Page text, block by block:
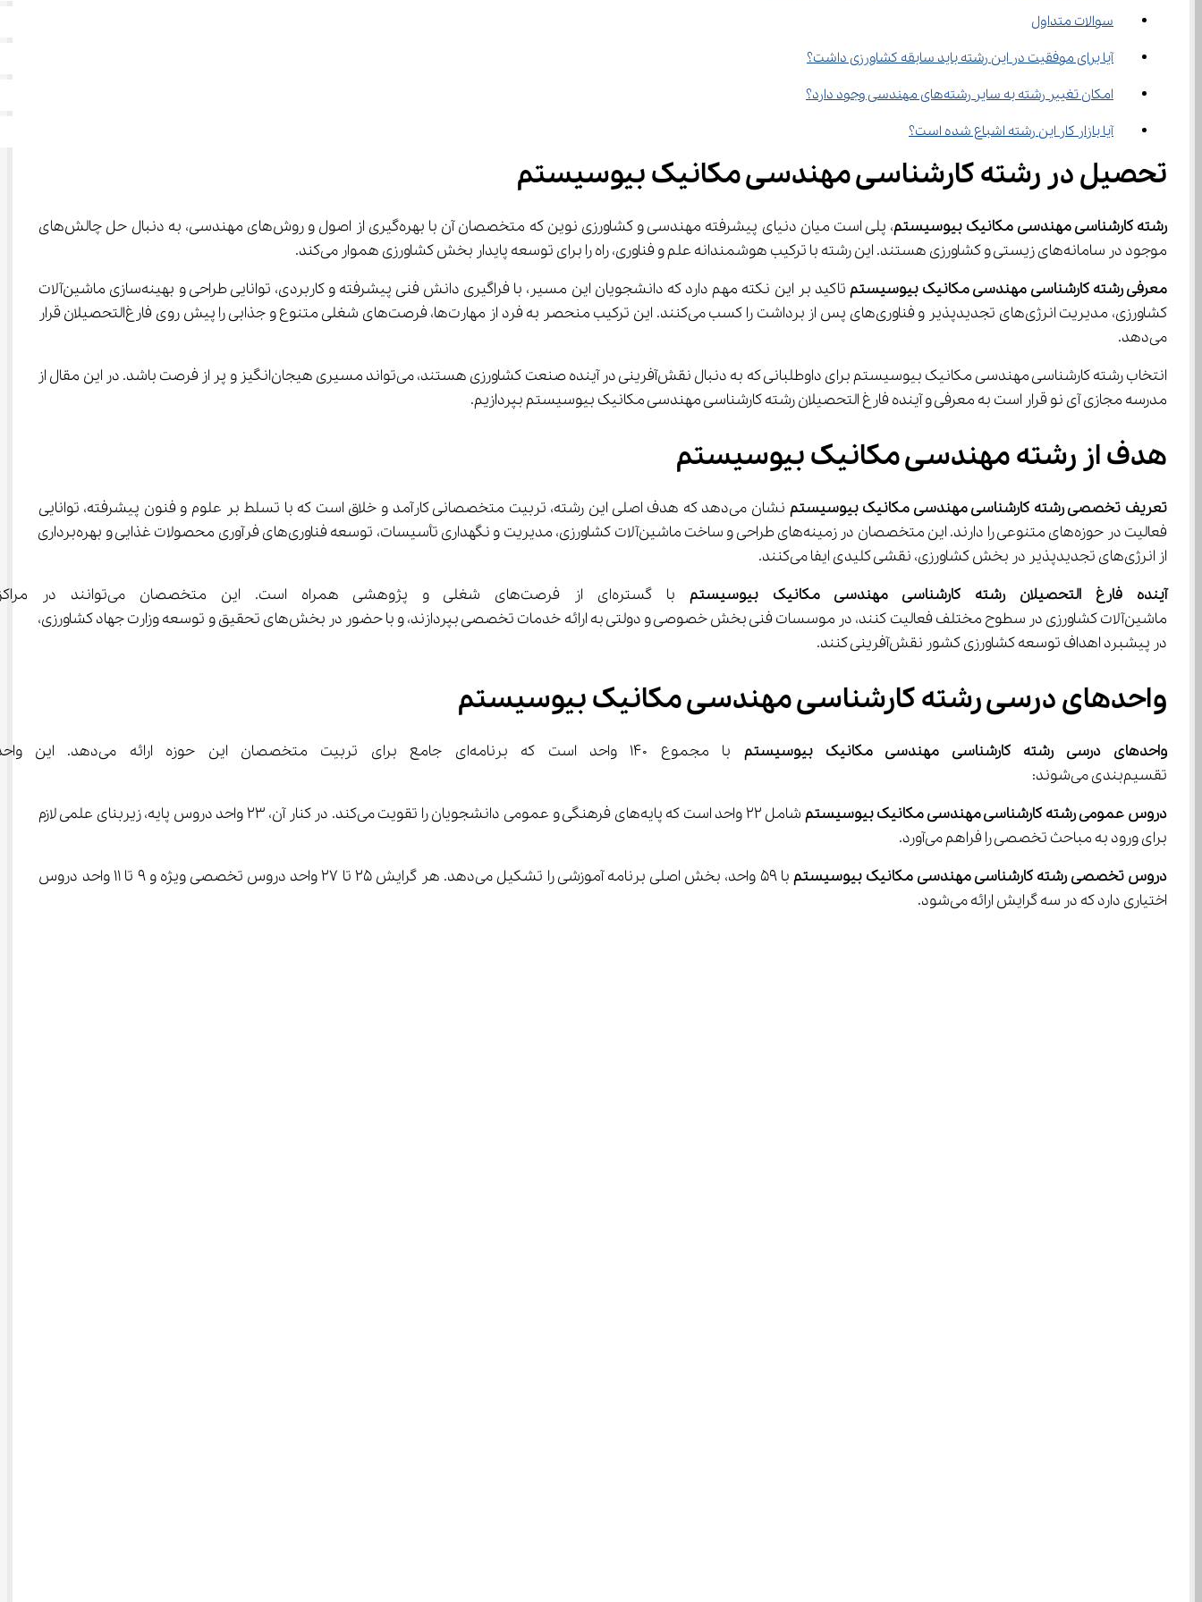
سوالات متداول
آیا برای موفقیت در این رشته باید سابقه کشاورزی داشت؟
امکان تغییر رشته به سایر رشته‌های مهندسی وجود دارد؟
آیا بازار کار این رشته اشباع شده است؟
تحصیل در رشته کارشناسی مهندسی مکانیک بیوسیستم
رشته کارشناسی مهندسی مکانیک بیوسیستم
، پلی است میان دنیای پیشرفته مهندسی و کشاورزی نوین که متخصصان آن با بهره‌گیری از اصول و روش‌های مهندسی، به دنبال حل چالش‌های
موجود در سامانه‌های زیستی و کشاورزی هستند. این رشته با ترکیب هوشمندانه علم و فناوری، راه را برای توسعه پایدار بخش کشاورزی هموار می‌کند.
معرفی رشته کارشناسی مهندسی مکانیک بیوسیستم
تاکید بر این نکته مهم دارد که دانشجویان این مسیر، با فراگیری دانش فنی پیشرفته و کاربردی، توانایی طراحی و بهینه‌سازی ماشین‌آلات
کشاورزی، مدیریت انرژی‌های تجدیدپذیر و فناوری‌های پس از برداشت را کسب می‌کنند. این ترکیب منحصر به فرد از مهارت‌ها، فرصت‌های شغلی متنوع و جذابی را پیش روی فارغ‌التحصیلان قرار
می‌دهد.
انتخاب رشته کارشناسی مهندسی مکانیک بیوسیستم برای داوطلبانی که به دنبال نقش‌آفرینی در آینده صنعت کشاورزی هستند، می‌تواند مسیری هیجان‌انگیز و پر از فرصت باشد. در این مقال از
مدرسه مجازی آی نو قرار است به معرفی و آینده فارغ التحصیلان رشته کارشناسی مهندسی مکانیک بیوسیستم بپردازیم.
هدف از رشته مهندسی مکانیک بیوسیستم
تعریف تخصصی رشته کارشناسی مهندسی مکانیک بیوسیستم
نشان می‌دهد که هدف اصلی این رشته، تربیت متخصصانی کارآمد و خلاق است که با تسلط بر علوم و فنون پیشرفته، توانایی
فعالیت در حوزه‌های متنوعی را دارند. این متخصصان در زمینه‌های طراحی و ساخت ماشین‌آلات کشاورزی، مدیریت و نگهداری تأسیسات، توسعه فناوری‌های فرآوری محصولات غذایی و بهره‌برداری
از انرژی‌های تجدیدپذیر در بخش کشاورزی، نقشی کلیدی ایفا می‌کنند.
آینده فارغ التحصیلان رشته کارشناسی مهندسی مکانیک بیوسیستم
با گستره‌ای از فرصت‌های شغلی و
ماشین‌آلات کشاورزی در سطوح مختلف فعالیت کنند، در موسسات فنی بخش خصوصی و دولتی به ارائه خدمات تخصصی بپردازند، و با حضور در بخش‌های تحقیق و توسعه وزارت جهاد کشاورزی،
در پیشبرد اهداف توسعه کشاورزی کشور نقش‌آفرینی کنند.
واحدهای درسی رشته کارشناسی مهندسی مکانیک بیوسیستم
واحدهای درسی رشته کارشناسی مهندسی مکانیک بیوسیستم
با مجموع 140 واحد است که برنامه‌ای
تقسیم‌بندی می‌شوند:
دروس عمومی رشته کارشناسی مهندسی مکانیک بیوسیستم
شامل 22 واحد است که پایه‌های فرهنگی و عمومی دانشجویان را تقویت می‌کند. در کنار آن، 23 واحد دروس پایه، زیربنای علمی لازم
برای ورود به مباحث تخصصی را فراهم می‌آورد.
دروس تخصصی رشته کارشناسی مهندسی مکانیک بیوسیستم
با 59 واحد، بخش اصلی برنامه آموزشی را تشکیل می‌دهد. هر گرایش 25 تا 27 واحد دروس تخصصی ویژه و 9 تا 11 واحد دروس
اختیاری دارد که در سه گرایش ارائه می‌شود.